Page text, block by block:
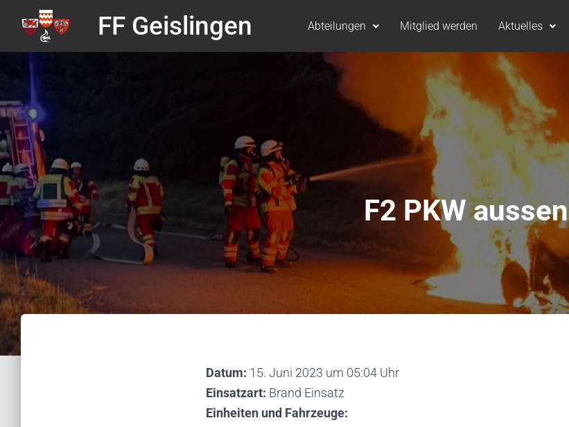
FF Geislingen Abteilungen Mitglied werden Aktuelles
F2 PKW aussen
Datum: 15. Juni 2023 um 05:04 Uhr
Einsatzart: Brand Einsatz
Einheiten und Fahrzeuge: